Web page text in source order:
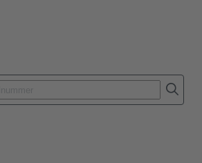
Automatisering